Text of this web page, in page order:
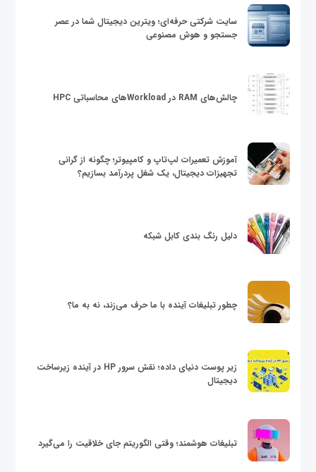
سایت شرکتی حرفه‌ای؛ ویترین دیجیتال شما در عصر
جستجو و هوش مصنوعی
چالش‌های RAM در Workloadهای محاسباتی HPC
آموزش تعمیرات لپ‌تاپ و کامپیوتر؛ چگونه از گرانی
تجهیزات دیجیتال، یک شغل پردرآمد بسازیم؟
دلیل رنگ بندی کابل شبکه
چطور تبلیغات آینده با ما حرف می‌زند، نه به ما؟
زیر پوست دنیای داده؛ نقش سرور HP در آینده زیرساخت
دیجیتال
تبلیغات هوشمند؛ وقتی الگوریتم جای خلاقیت را می‌گیرد